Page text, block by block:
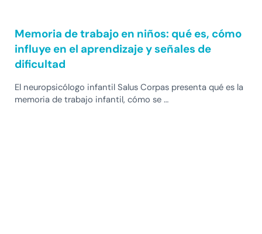
Memoria de trabajo en niños: qué es, cómo
influye en el aprendizaje y señales de
dificultad
El neuropsicólogo infantil Salus Corpas presenta qué es la
memoria de trabajo infantil, cómo se …